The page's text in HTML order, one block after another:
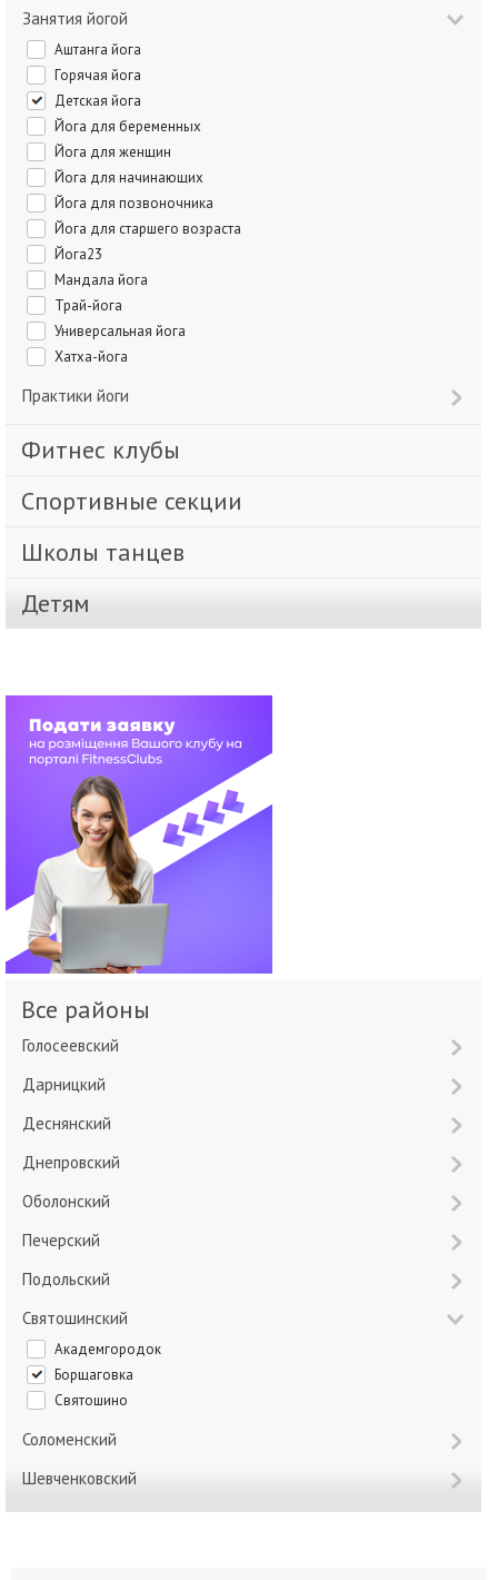
Занятия йогой
Аштанга йога
Горячая йога
Детская йога
Йога для беременных
Йога для женщин
Йога для начинающих
Йога для позвоночника
Йога для старшего возраста
Йога23
Мандала йога
Трай-йога
Универсальная йога
Хатха-йога
Практики йоги
Фитнес клубы
Спортивные секции
Школы танцев
Детям
Все районы
Голосеевский
Дарницкий
Деснянский
Днепровский
Оболонский
Печерский
Подольский
Святошинский
Академгородок
Борщаговка
Святошино
Соломенский
Шевченковский